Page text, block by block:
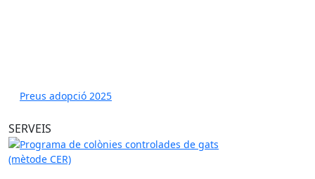
Preus adopció 2025
SERVEIS